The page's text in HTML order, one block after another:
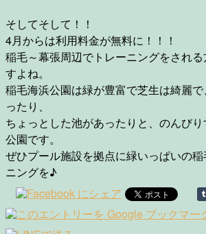
そしてそして！！
4月からは利用料金が無料に！！！
稲毛～幕張周辺でトレーニングをされ
すよね。
稲毛海浜公園は緑が豊富で芝生は綺麗
ったり、
ちょっとした池があったりと、のんび
公園です。
ぜひプール施設を拠点に緑いっぱいの
ニングを♪